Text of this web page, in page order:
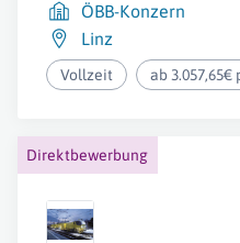
ÖBB-Konzern
Linz
Vollzeit ab 3.057,65€
Direktbewerbung